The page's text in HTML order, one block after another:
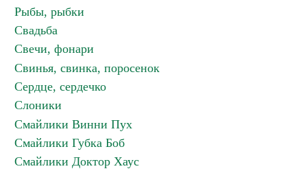
Рыбы, рыбки
Свадьба
Свечи, фонари
Свинья, свинка, поросенок
Сердце, сердечко
Слоники
Смайлики Винни Пух
Смайлики Губка Боб
Смайлики Доктор Хаус